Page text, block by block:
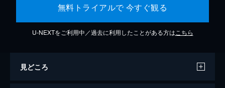
無料トライアルで 今すぐ観る
U-NEXTをご利用中／過去に利用したことがある方は こちら
見どころ